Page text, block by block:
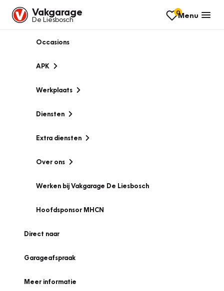
Vakgarage
De Liesbosch
0Menu
Occasions
APK
Werkplaats
Diensten
Extra diensten
Over ons
Werken bij Vakgarage De Liesbosch
Hoofdsponsor MHCN
Direct naar
Garageafspraak
Meer informatie